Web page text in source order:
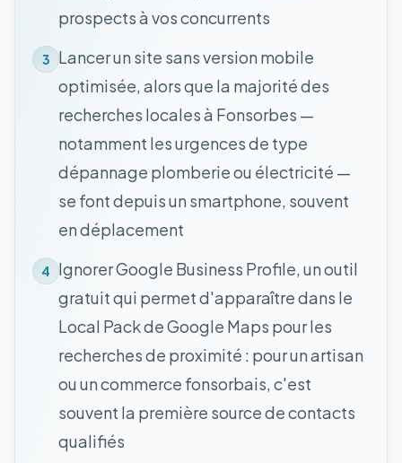
prospects à vos concurrents
3 Lancer un site sans version mobile
optimisée, alors que la majorité des
recherches locales à Fonsorbes —
notamment les urgences de type
dépannage plomberie ou électricité —
se font depuis un smartphone, souvent
en déplacement
4 Ignorer Google Business Profile, un outil
gratuit qui permet d'apparaître dans le
Local Pack de Google Maps pour les
recherches de proximité : pour un artisan
ou un commerce fonsorbais, c'est
souvent la première source de contacts
qualifiés